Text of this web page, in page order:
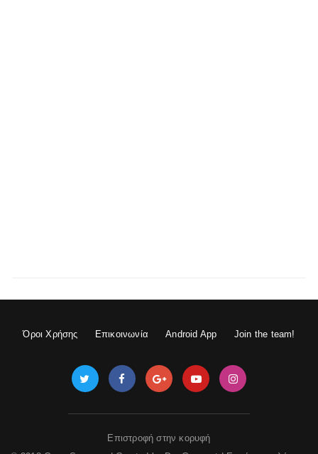
Όροι Χρήσης Επικοινωνία Android App Join the team!
Επιστροφή στην κορυφή